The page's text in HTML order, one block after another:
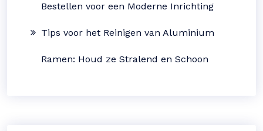
Bestellen voor een Moderne Inrichting
Tips voor het Reinigen van Aluminium
Ramen: Houd ze Stralend en Schoon